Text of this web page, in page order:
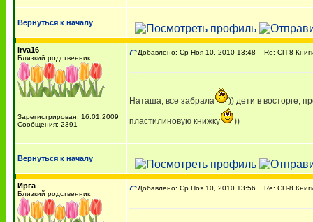
Вернуться к началу
irva16
Близкий родственник
Зарегистрирован: 16.01.2009
Сообщения: 2391
Добавлено: Ср Ноя 10, 2010 13:48 Re: СП-8
Наташа, все забрала )) дети в восторге,
пластилиновую книжку ))
Вернуться к началу
Ирга
Близкий родственник
Добавлено: Ср Ноя 10, 2010 13:56 Re: СП-8